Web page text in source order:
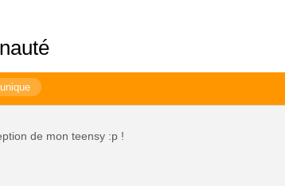
de mon teensy :p !